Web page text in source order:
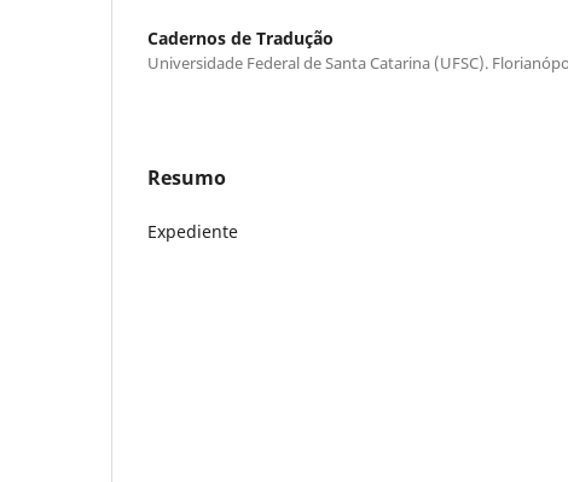
Cadernos de Tradução
Universidade Federal de Santa Catarina (UFSC).
Resumo
Expediente